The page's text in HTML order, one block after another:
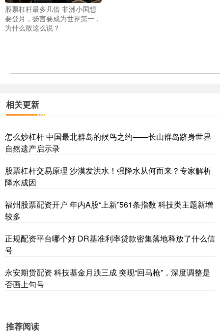
股票杠杆最多几倍 非洲小国想
要登月，扬言要成为世界第一，
为什么敢这么说？
相关更新
怎么炒杠杆 中国最北群岛的候鸟之约——长山群岛跻身世界
自然遗产启示录
股票杠杆交易原理 沙漠发洪水！强降水从何而来？专家解析
降水成因
福州股票配资开户 年内A股“上新”561条指数 科技类主题新增
较多
正规配资平台哪个好 DR基准利率贷款密集落地释放了什么信
号
永安期货配资 科技基金月跌三成 突现“回马枪”，深度调整是
否画上句号
推荐阅读